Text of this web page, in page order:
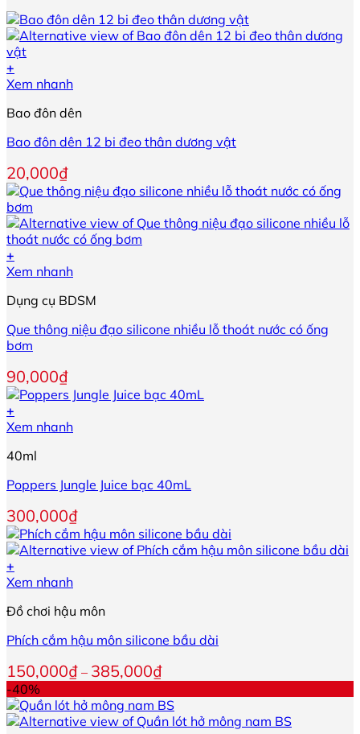
+
Xem nhanh
Bao đôn dên
Bao đôn dên 12 bi đeo thân dương vật
20,000₫
+
Sản
này
nhiều
biến
thể.
Các
tùy
chọn
có
thể
được
chọn
trên
trang
sản
phẩm
Xem nhanh
Dụng cụ BDSM
Que thông niệu đạo silicone nhiều lỗ thoát nước có ống
bơm
90,000₫
+
Xem nhanh
40ml
Poppers Jungle Juice bạc 40mL
300,000₫
+
Sản
này
nhiều
biến
thể.
Các
tùy
chọn
Xem nhanh
Đồ chơi hậu môn
Phích cắm hậu môn silicone bầu dài
150,000₫ – 385,000₫Khoảng
giá:
từ
150,000₫
-40%